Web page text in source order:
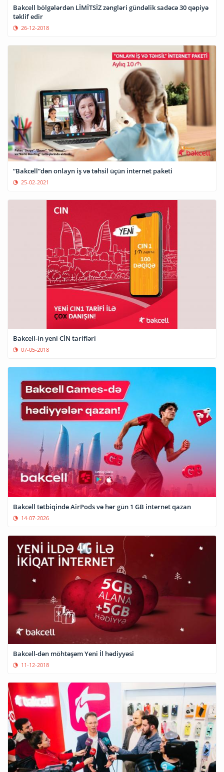
Bakcell bölgələrdən LİMİTSİZ zəngləri gündəlik sadəcə 30 qəpiyə
təklif edir
26-12-2018
“Bakcell”dən onlayn iş və təhsil üçün internet paketi
25-02-2021
Bakcell-in yeni CİN tarifləri
07-05-2018
Bakcell tətbiqində AirPods və hər gün 1 GB internet qazan
14-07-2026
Bakcell-dən möhtəşəm Yeni İl hədiyyəsi
11-12-2018